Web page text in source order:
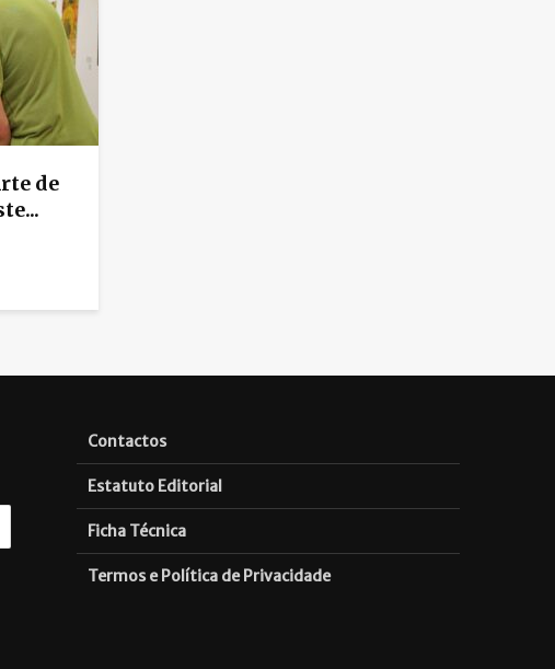
de
Contactos
Estatuto Editorial
Ficha Técnica
Termos e Política de Privacidade